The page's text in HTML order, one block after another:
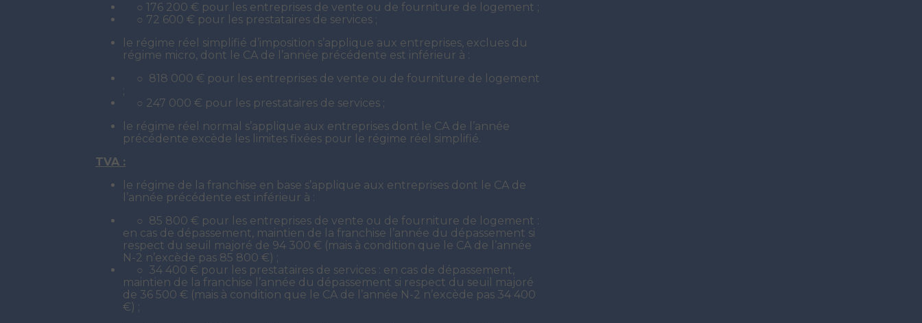
○ 176 200 € pour les entreprises de vente ou de fourniture de logement ;
○ 72 600 € pour les prestataires de services ;
le régime réel simplifié d’imposition s’applique aux entreprises, exclues du
régime micro, dont le CA de l’année précédente est inférieur à :
○ 818 000 € pour les entreprises de vente ou de fourniture de logement
;
○ 247 000 € pour les prestataires de services ;
le régime réel normal s’applique aux entreprises dont le CA de l’année
précédente excède les limites fixées pour le régime réel simplifié.
TVA :
le régime de la franchise en base s’applique aux entreprises dont le CA de
l’année précédente est inférieur à :
○ 85 800 € pour les entreprises de vente ou de fourniture de logement :
en cas de dépassement, maintien de la franchise l’année du dépassement si
respect du seuil majoré de 94 300 € (mais à condition que le CA de l’année
N-2 n’excède pas 85 800 €) ;
○ 34 400 € pour les prestataires de services : en cas de dépassement,
maintien de la franchise l’année du dépassement si respect du seuil majoré
de 36 500 € (mais à condition que le CA de l’année N-2 n’excède pas 34 400
€) ;